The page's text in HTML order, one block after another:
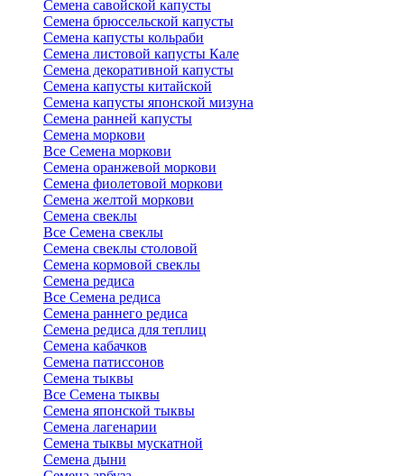
Семена савойской капусты
Семена брюссельской капусты
Семена капусты кольраби
Семена листовой капусты Кале
Семена декоративной капусты
Семена капусты китайской
Семена капусты японской мизуна
Семена ранней капусты
Семена моркови
Все Семена моркови
Семена оранжевой моркови
Семена фиолетовой моркови
Семена желтой моркови
Семена свеклы
Все Семена свеклы
Семена свеклы столовой
Семена кормовой свеклы
Семена редиса
Все Семена редиса
Семена раннего редиса
Семена редиса для теплиц
Семена кабачков
Семена патиссонов
Семена тыквы
Все Семена тыквы
Семена японской тыквы
Семена лагенарии
Семена тыквы мускатной
Семена дыни